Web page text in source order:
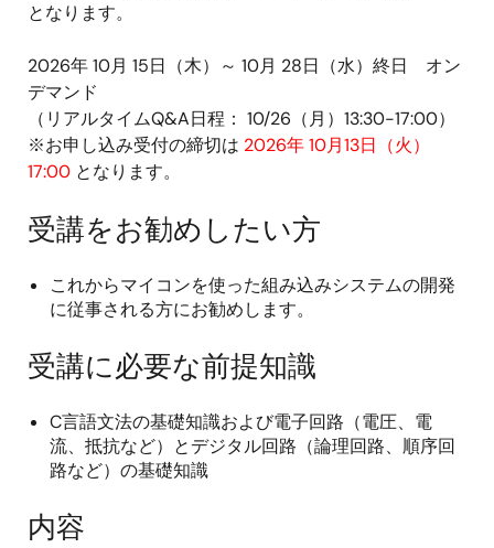
となります。
2026年 10月 15日（木）～ 10月 28日（水）終日 オン
デマンド
（リアルタイムQ&A日程： 10/26（月）13:30-17:00）
※お申し込み受付の締切は 2026年 10月13日（火）
17:00 となります。
受講をお勧めしたい方
これからマイコンを使った組み込みシステムの開発
に従事される方にお勧めします。
受講に必要な前提知識
C言語文法の基礎知識および電子回路（電圧、電
流、抵抗など）とデジタル回路（論理回路、順序回
路など）の基礎知識
内容